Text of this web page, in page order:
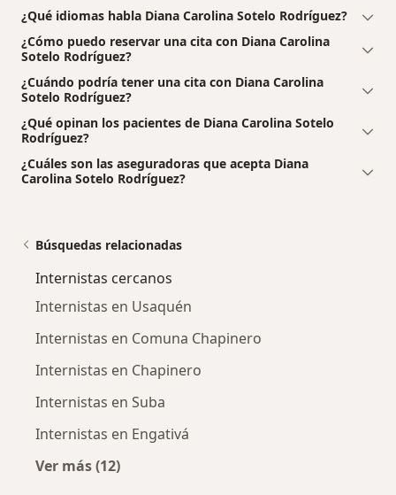
¿Qué idiomas habla Diana Carolina Sotelo Rodríguez?
¿Cómo puedo reservar una cita con Diana Carolina
Sotelo Rodríguez?
¿Cuándo podría tener una cita con Diana Carolina
Sotelo Rodríguez?
¿Qué opinan los pacientes de Diana Carolina Sotelo
Rodríguez?
¿Cuáles son las aseguradoras que acepta Diana
Carolina Sotelo Rodríguez?
Búsquedas relacionadas
Internistas cercanos
Internistas en Usaquén
Internistas en Comuna Chapinero
Internistas en Chapinero
Internistas en Suba
Internistas en Engativá
Ver más (12)